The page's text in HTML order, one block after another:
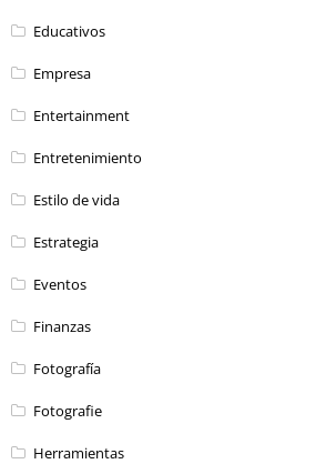
Educativos
Empresa
Entertainment
Entretenimiento
Estilo de vida
Estrategia
Eventos
Finanzas
Fotografía
Fotografie
Herramientas